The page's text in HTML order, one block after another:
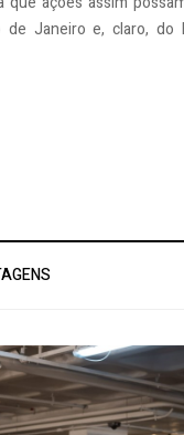
Janeiro e, claro, do